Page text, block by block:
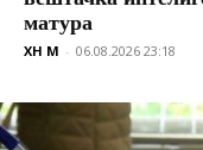
матура
XH M - 06.08.2026 23:18